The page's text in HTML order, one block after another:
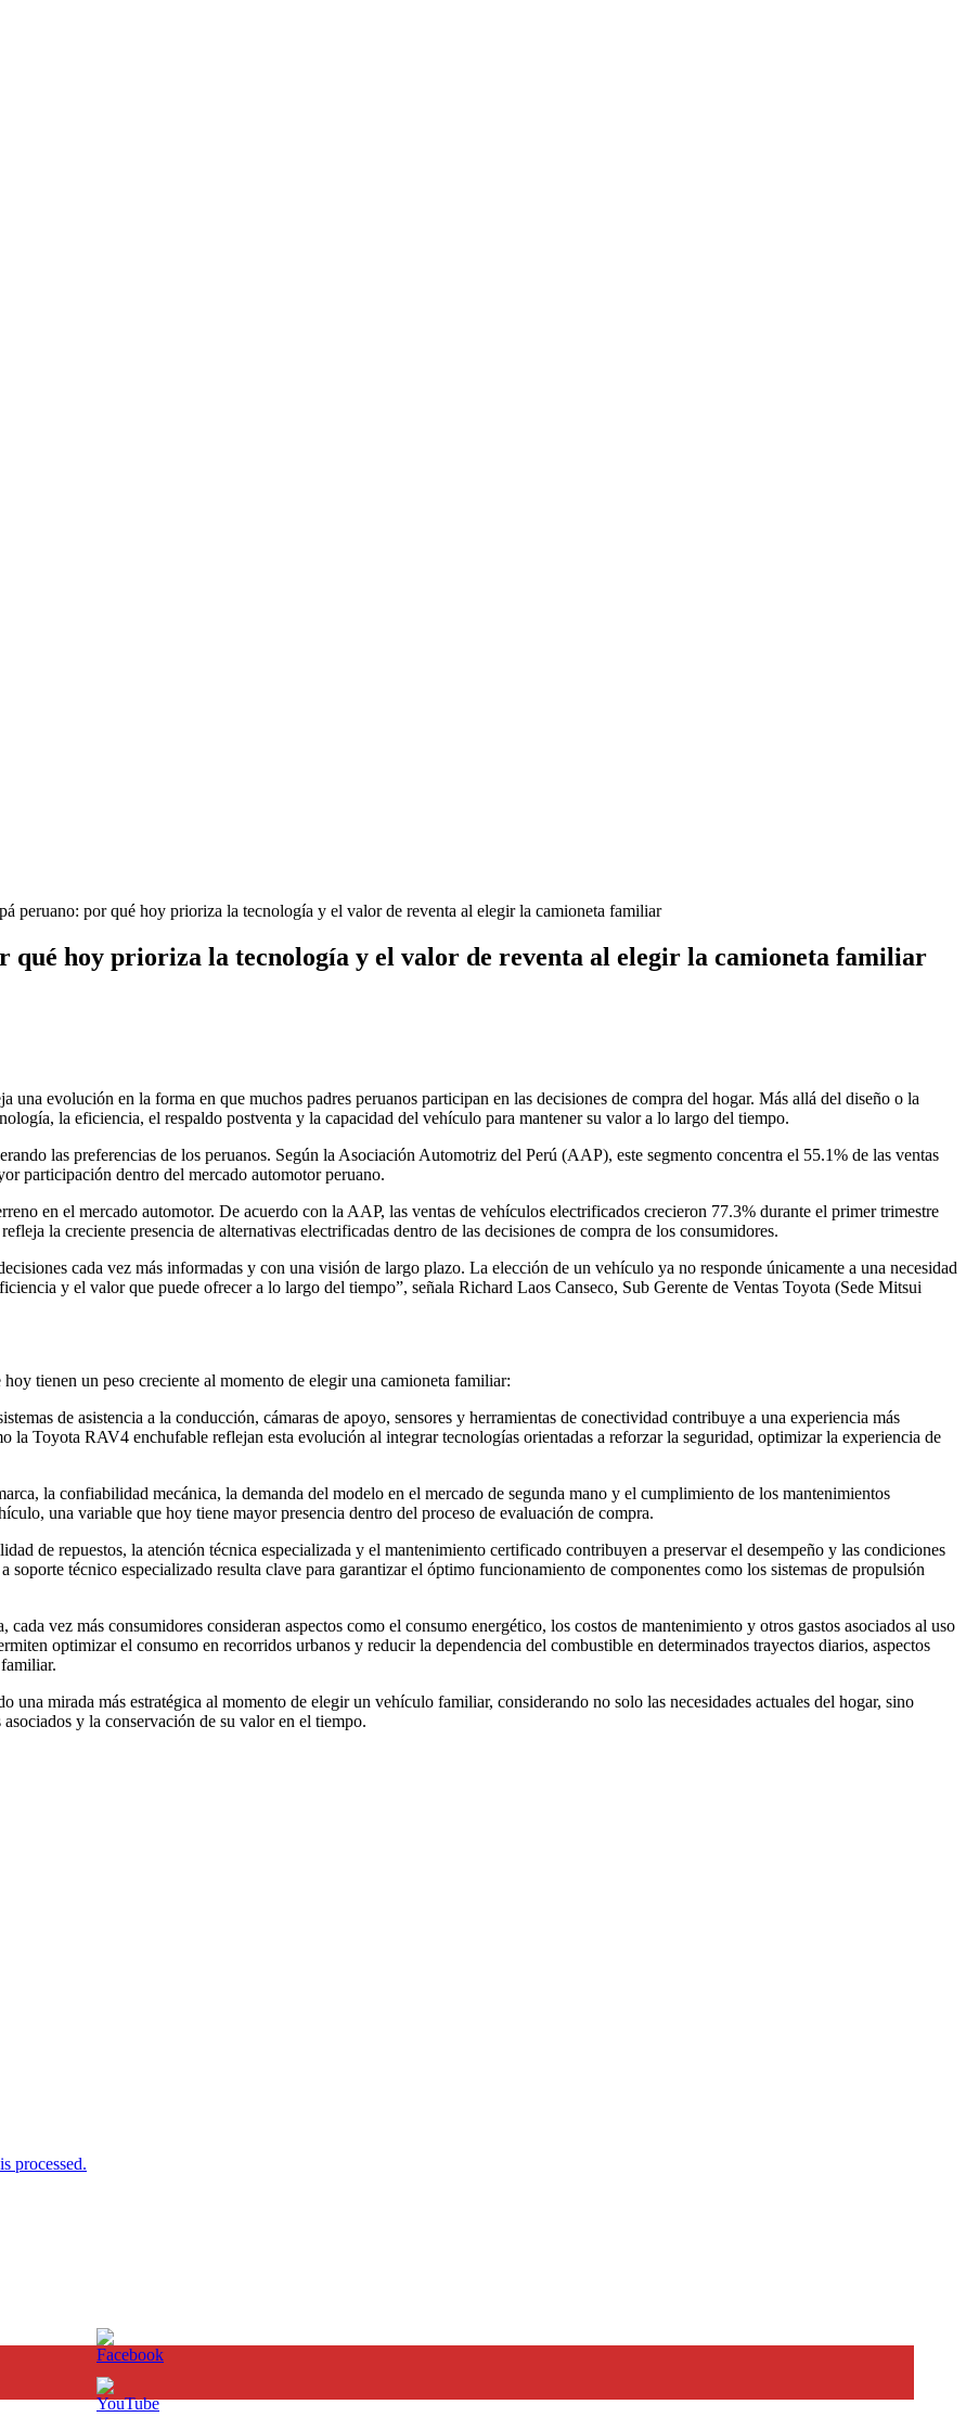
peruano: por qué hoy prioriza la tecnología y el valor de reventa al elegir la camioneta familiar
qué hoy prioriza la tecnología y el valor de reventa al elegir la camioneta familiar
evolución en la forma en que muchos padres peruanos participan en las decisiones de compra del hogar. Más allá del diseño o la
la eficiencia, el respaldo postventa y la capacidad del vehículo para mantener su valor a lo largo del tiempo.
las preferencias de los peruanos. Según la Asociación Automotriz del Perú (AAP), este segmento concentra el 55.1% de las ventas
participación dentro del mercado automotor peruano.
en el mercado automotor. De acuerdo con la AAP, las ventas de vehículos electrificados crecieron 77.3% durante el primer trimestre
la creciente presencia de alternativas electrificadas dentro de las decisiones de compra de los consumidores.
cada vez más informadas y con una visión de largo plazo. La elección de un vehículo ya no responde únicamente a una necesidad
y el valor que puede ofrecer a lo largo del tiempo”, señala Richard Laos Canseco, Sub Gerente de Ventas Toyota (Sede Mitsui
tienen un peso creciente al momento de elegir una camioneta familiar:
de asistencia a la conducción, cámaras de apoyo, sensores y herramientas de conectividad contribuye a una experiencia más
la Toyota RAV4 enchufable reflejan esta evolución al integrar tecnologías orientadas a reforzar la seguridad, optimizar la experiencia de
la confiabilidad mecánica, la demanda del modelo en el mercado de segunda mano y el cumplimiento de los mantenimientos
una variable que hoy tiene mayor presencia dentro del proceso de evaluación de compra.
de repuestos, la atención técnica especializada y el mantenimiento certificado contribuyen a preservar el desempeño y las condiciones
técnico especializado resulta clave para garantizar el óptimo funcionamiento de componentes como los sistemas de propulsión
cada vez más consumidores consideran aspectos como el consumo energético, los costos de mantenimiento y otros gastos asociados al uso
optimizar el consumo en recorridos urbanos y reducir la dependencia del combustible en determinados trayectos diarios, aspectos
una mirada más estratégica al momento de elegir un vehículo familiar, considerando no solo las necesidades actuales del hogar, sino
y la conservación de su valor en el tiempo.
processed.